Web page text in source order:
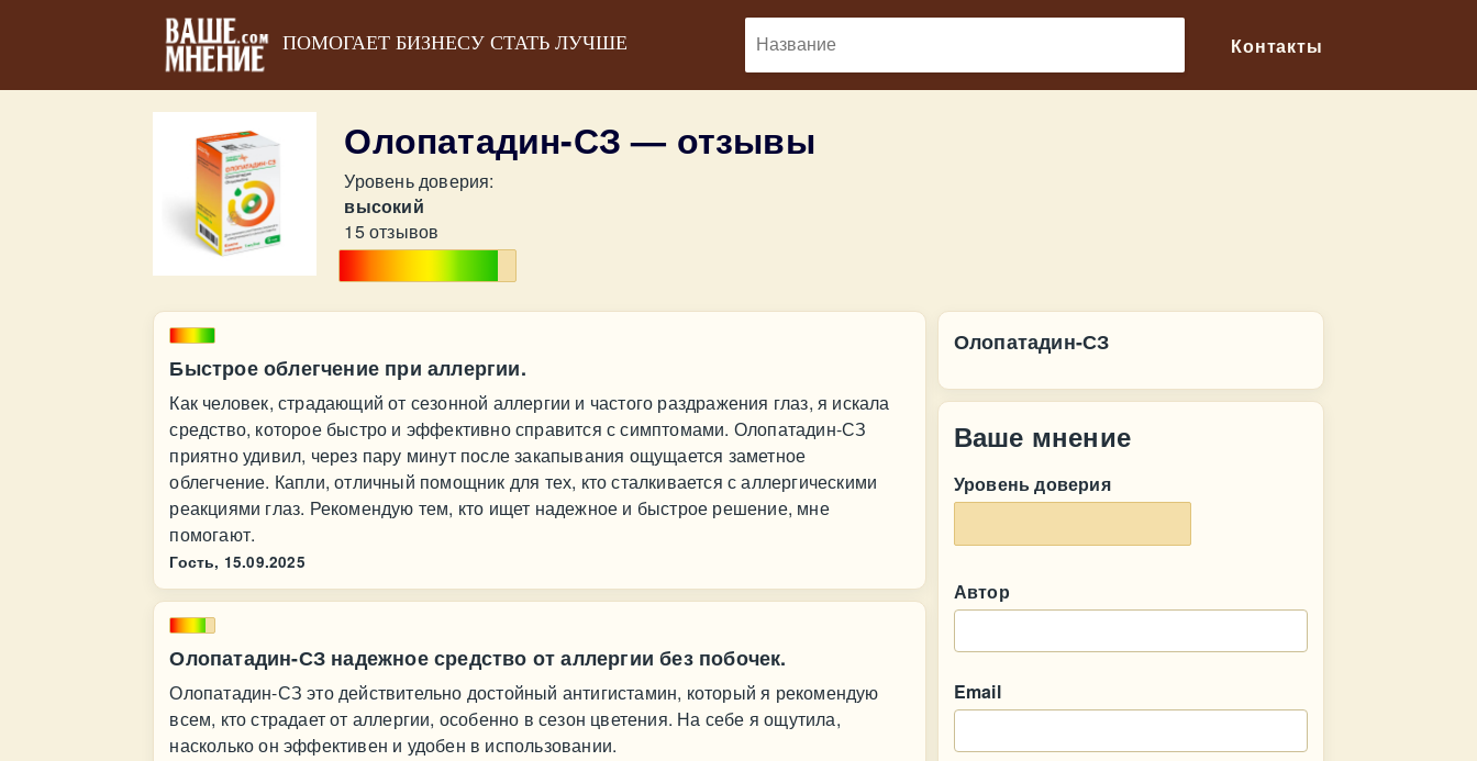
ПОМОГАЕТ БИЗНЕСУ СТАТЬ ЛУЧШЕ Контакты
Олопатадин-СЗ — отзывы
Уровень доверия:
высокий
15 отзывов
Быстрое облегчение при аллергии.
Как человек, страдающий от сезонной аллергии и частого раздражения глаз, я искала
средство, которое быстро и эффективно справится с симптомами. Олопатадин-СЗ
приятно удивил, через пару минут после закапывания ощущается заметное
облегчение. Капли, отличный помощник для тех, кто сталкивается с аллергическими
реакциями глаз. Рекомендую тем, кто ищет надежное и быстрое решение, мне
помогают.
Гость, 15.09.2025
Олопатадин-СЗ надежное средство от аллергии без побочек.
Олопатадин-СЗ это действительно достойный антигистамин, который я рекомендую
всем, кто страдает от аллергии, особенно в сезон цветения. На себе я ощутила,
насколько он эффективен и удобен в использовании.
Олопатадин-СЗ
Ваше мнение
Уровень доверия
Автор
Email